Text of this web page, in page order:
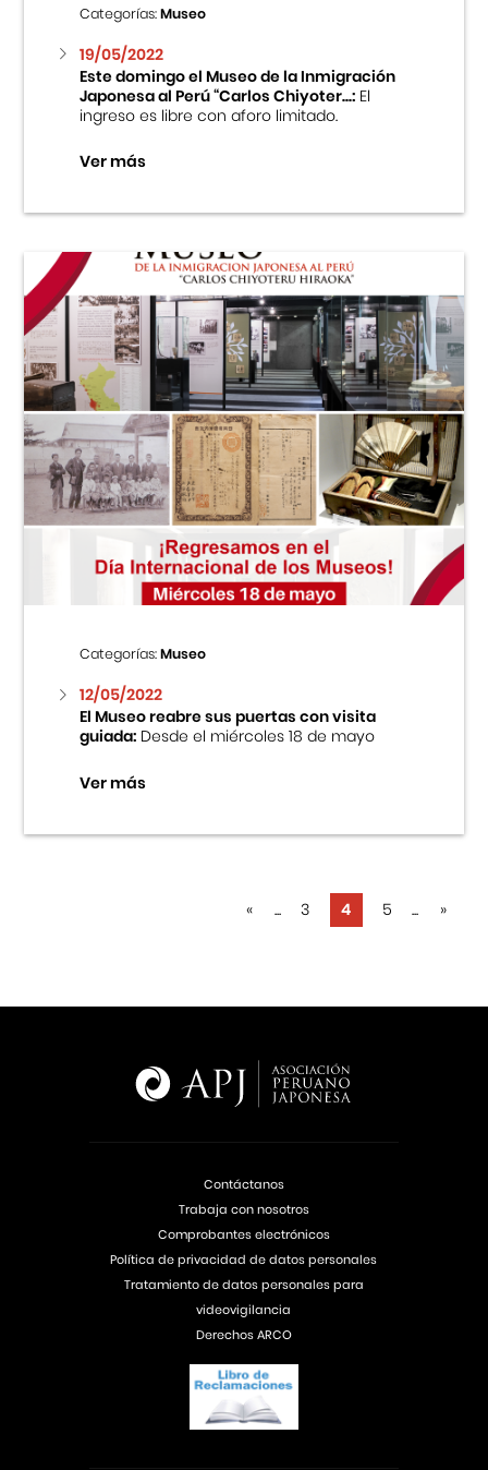
Categorías:Museo
19/05/2022
Este domingo el Museo de la Inmigración
Japonesa al Perú “Carlos Chiyoter...:El
ingreso es libre con aforo limitado.
Ver más
Categorías:Museo
12/05/2022
El Museo reabre sus puertas con visita
guiada:Desde el miércoles 18 de mayo
Ver más
« ... 3 4 5 ... »
Contáctanos
Trabaja con nosotros
Comprobantes electrónicos
Política de privacidad de datos personales
Tratamiento de datos personales para
videovigilancia
Derechos ARCO